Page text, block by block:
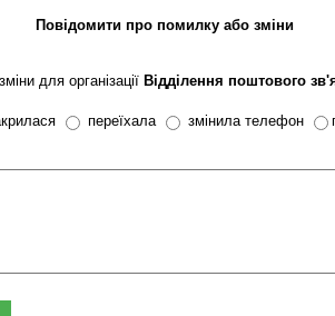
Повідомити про помилку або зміни
для організації Відділення поштового
переїхала змінила телефон